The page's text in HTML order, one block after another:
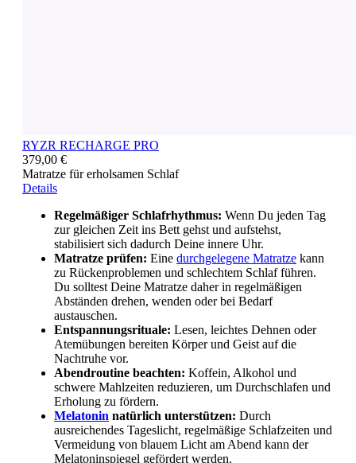
RYZR RECHARGE PRO
379,00 €
Matratze für erholsamen Schlaf
Details
Regelmäßiger Schlafrhythmus: Wenn Du jeden Tag
zur gleichen Zeit ins Bett gehst und aufstehst,
stabilisiert sich dadurch Deine innere Uhr.
Matratze prüfen: Eine durchgelegene Matratze kann
zu Rückenproblemen und schlechtem Schlaf führen.
Du solltest Deine Matratze daher in regelmäßigen
Abständen drehen, wenden oder bei Bedarf
austauschen.
Entspannungsrituale: Lesen, leichtes Dehnen oder
Atemübungen bereiten Körper und Geist auf die
Nachtruhe vor.
Abendroutine beachten: Koffein, Alkohol und
schwere Mahlzeiten reduzieren, um Durchschlafen und
Erholung zu fördern.
Melatonin natürlich unterstützen: Durch
ausreichendes Tageslicht, regelmäßige Schlafzeiten und
Vermeidung von blauem Licht am Abend kann der
Melatoninspiegel gefördert werden.